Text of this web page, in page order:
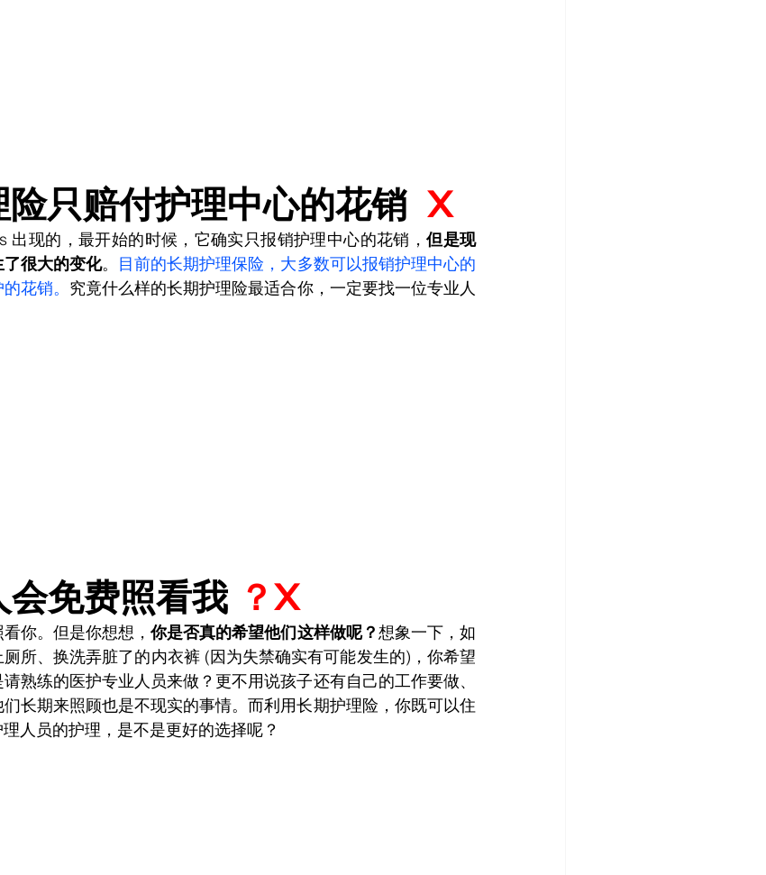
只赔付护理中心的花销 X
出现的，最开始的时候，它确实只报销护理中心的花销，但是现
很大的变化。 目前的长期护理保险，大多数可以报销护理中心的
花销。 究竟什么样的长期护理险最适合你，一定要找一位专业人
免费照看我 ？X
你。但是你想想，你是否真的希望他们这样做呢？想象一下，如
所、换洗弄脏了的内衣裤 (因为失禁确实有可能发生的)，你希望
熟练的医护专业人员来做？更不用说孩子还有自己的工作要做、
长期来照顾也是不现实的事情。而利用长期护理险，你既可以住
人员的护理，是不是更好的选择呢？